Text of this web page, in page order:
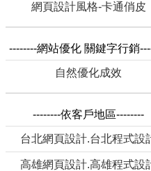
網頁設計風格-卡通俏皮
--------網站優化 關鍵字行銷
自然優化成效
--------依客戶地區--------
台北網頁設計.台北程式設
高雄網頁設計.高雄程式設